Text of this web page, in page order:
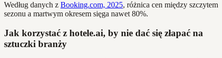
Według danych z Booking.com, 2025, różnica cen między szczytem
sezonu a martwym okresem sięga nawet 80%.
Jak korzystać z hotele.ai, by nie dać się złapać na
sztuczki branży